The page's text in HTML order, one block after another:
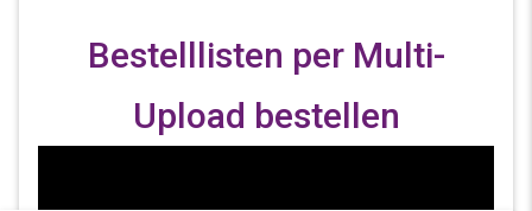
Bestelllisten per Multi-
Upload bestellen